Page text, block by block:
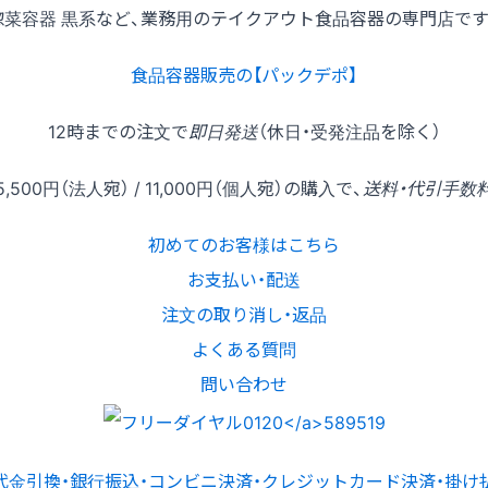
容器 黒系など、業務用のテイクアウト食品容器の専門店です
食品容器販売の【パックデポ】
12時までの注文で即日発送（休日・受発注品を除く）
円（法人宛） / 11,000円（個人宛）の購入で、 送料・代引手数
初めてのお客様はこちら
お支払い・配送
注文の取り消し・返品
よくある質問
問い合わせ